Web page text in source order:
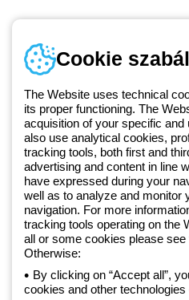
Since 2025, Beghelli has been part
GEWISS LightZone ecosystem,
lighting solutions that transform
professionals and end users in
about GEWISS
Telefonszám
Hétfőtől-péntekig: 8.00-16.30
1 951 3194
Adatvédelmi szabályzat
Cookie
The Website uses technical
its proper functioning. The
acquisition of your specific
also use analytical cookies,
tracking tools, both first and
advertising and content in line
have expressed during your
well as to analyze and monitor
navigation. For more
tracking tools operating on the
all or some cookies please see
Otherwise:
By clicking on “Accept all”,
cookies and other technologies